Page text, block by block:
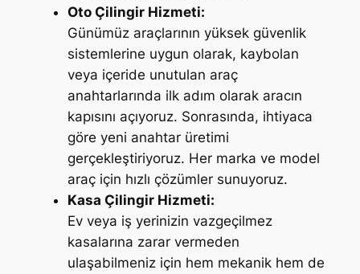
Oto Çilingir Hizmeti:
Günümüz araçlarının yüksek güvenlik
sistemlerine uygun olarak, kaybolan
veya içeride unutulan araç
anahtarlarında ilk adım olarak aracın
kapısını açıyoruz. Sonrasında, ihtiyaca
göre yeni anahtar üretimi
gerçekleştiriyoruz. Her marka ve model
araç için hızlı çözümler sunuyoruz.
Kasa Çilingir Hizmeti:
Ev veya iş yerinizin vazgeçilmez
kasalarına zarar vermeden
ulaşabilmeniz için hem mekanik hem de